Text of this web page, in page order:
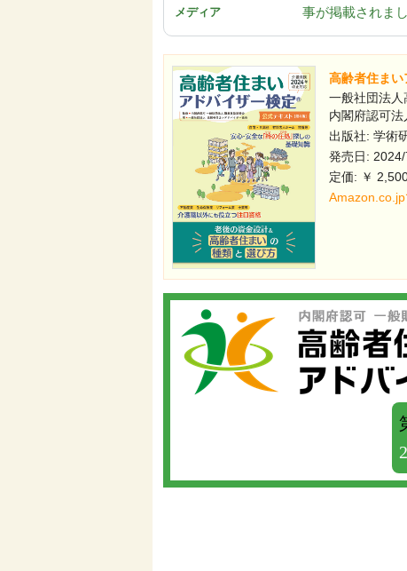
メディア
事が掲載されまし
高齢者住ま
一般社団法人
内閣府認可
出版社: 学術
発売日: 2024/
定価: ￥